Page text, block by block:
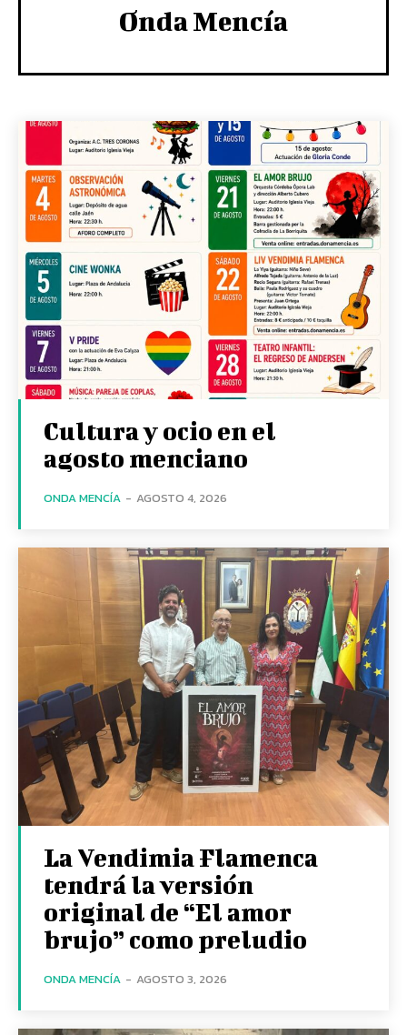
Onda Mencía
Cultura y ocio en el
agosto menciano
ONDA MENCÍA - AGOSTO 4, 2026
La Vendimia Flamenca
tendrá la versión
original de “El amor
brujo” como preludio
ONDA MENCÍA - AGOSTO 3, 2026